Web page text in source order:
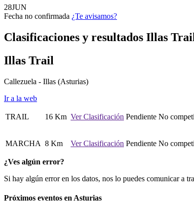
28JUN
Fecha no confirmada ¿Te avisamos?
Clasificaciones y resultados Illas
Illas Trail
Callezuela - Illas (Asturias)
Ir a la web
TRAIL 16 Km Ver Clasificación Pendiente No
MARCHA 8 Km Ver Clasificación Pendiente No
¿Ves algún error?
Si hay algún error en los datos, nos lo puedes comunicar a
Próximos eventos en Asturias